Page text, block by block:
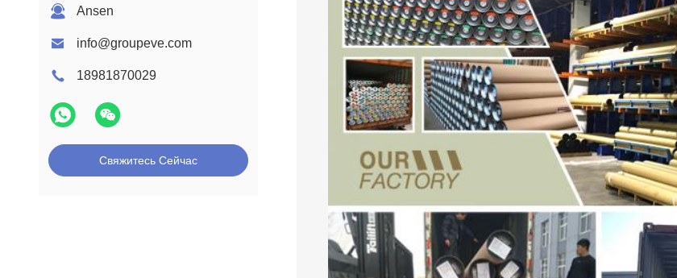
Ansen
info@groupeve.com
18981870029
Свяжитесь Сейчас